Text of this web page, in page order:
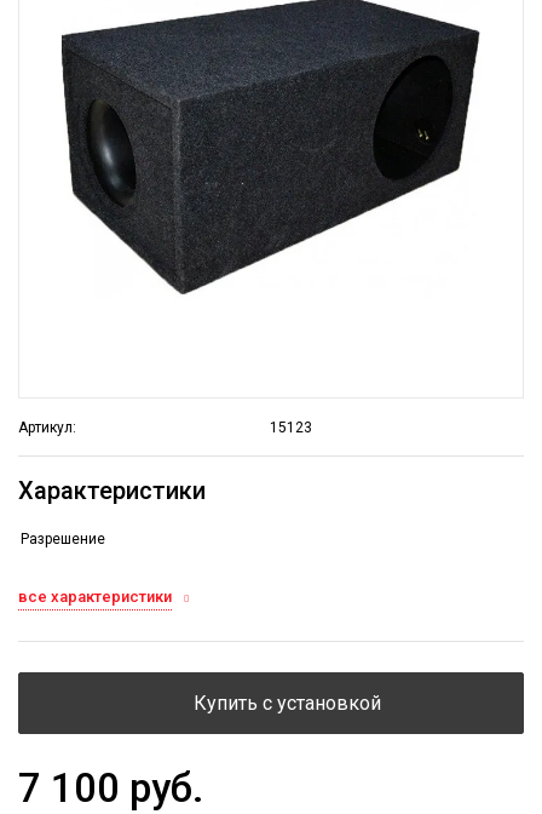
Артикул: 15123
Характеристики
Разрешение
все характеристики
Купить с установкой
7 100 руб.